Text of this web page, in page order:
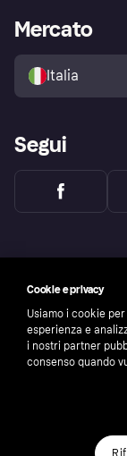
Esplora i negozi
Politica di
dell'acquirente
Accesso aziende
Mercato
Italia
Segui
number: 556737-0431
Cookie e privacy
Usiamo i cookie
esperienza e
i nostri partner
consenso quando